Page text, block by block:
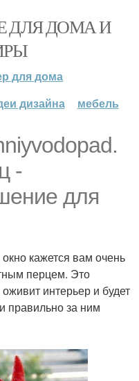
ДЛЯ ДОМА И
для дома
дизайна мебель
-
для
кажется вам очень
перцем. Это
интерьер и будет
правильно за ним